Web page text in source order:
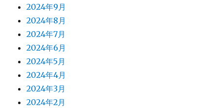
2024年9月
2024年8月
2024年7月
2024年6月
2024年5月
2024年4月
2024年3月
2024年2月